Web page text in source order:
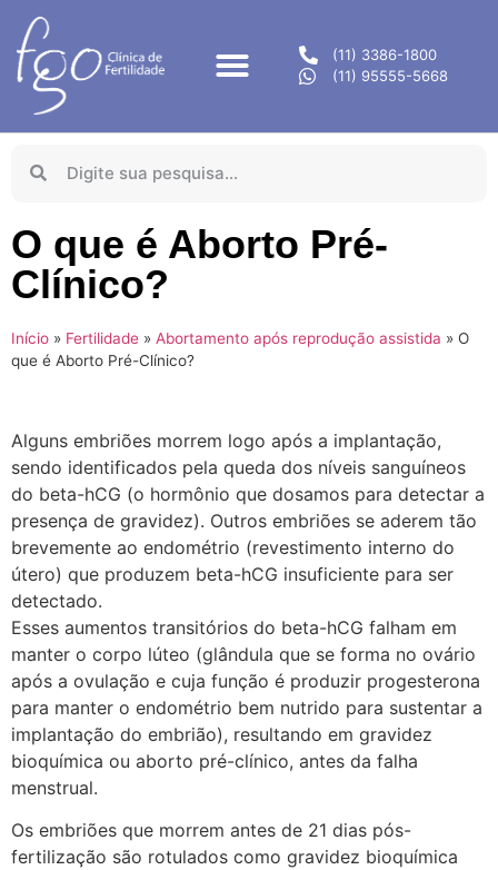
(11) 3386-1800
(11) 95555-5668
O que é Aborto Pré-
Clínico?
Início » Fertilidade » Abortamento após reprodução assistida » O
que é Aborto Pré-Clínico?
Alguns embriões morrem logo após a implantação,
sendo identificados pela queda dos níveis sanguíneos
do beta-hCG (o hormônio que dosamos para detectar a
presença de gravidez). Outros embriões se aderem tão
brevemente ao endométrio (revestimento interno do
útero) que produzem beta-hCG insuficiente para ser
detectado.
Esses aumentos transitórios do beta-hCG falham em
manter o corpo lúteo (glândula que se forma no ovário
após a ovulação e cuja função é produzir progesterona
para manter o endométrio bem nutrido para sustentar a
implantação do embrião), resultando em gravidez
bioquímica ou aborto pré-clínico, antes da falha
menstrual.
Os embriões que morrem antes de 21 dias pós-
fertilização são rotulados como gravidez bioquímica